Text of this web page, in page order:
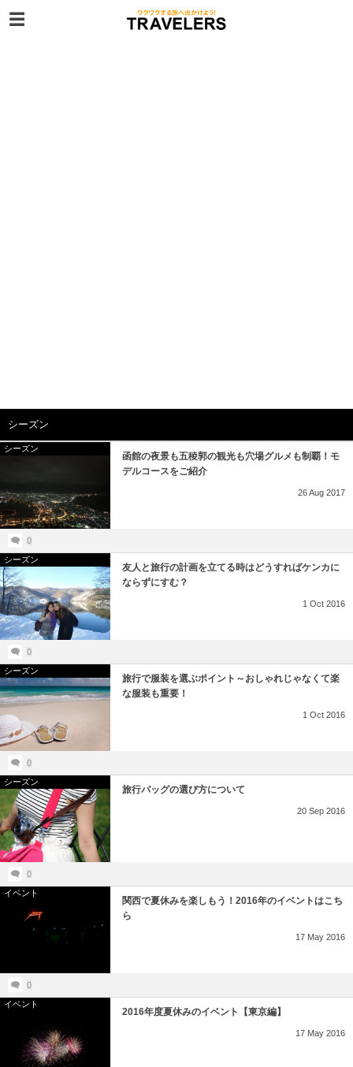
シーズン
シーズン
函館の夜景も五稜郭の観光も穴場グルメも制覇！モ
デルコースをご紹介
26Aug 2017
0
シーズン
友人と旅行の計画を立てる時はどうすればケンカに
ならずにすむ？
1 Oct 2016
0
シーズン
旅行で服装を選ぶポイント～おしゃれじゃなくて楽
な服装も重要！
1 Oct 2016
0
シーズン
旅行バッグの選び方について
20 Sep 2016
0
イベント
関西で夏休みを楽しもう！2016年のイベントはこち
ら
17 May 2016
0
イベント
2016年度夏休みのイベント【東京編】
17 May 2016